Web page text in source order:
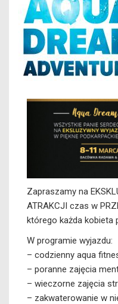
Zapraszamy na
ATRAKCJI czas w
którego każda kobieta
W programie wyjazdu:
– codzienny aqua
– poranne zajęcia
– wieczorne zajęcia
– zakwaterowanie w